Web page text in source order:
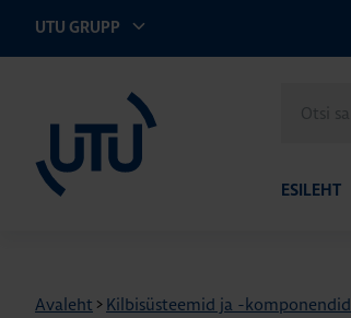
UTU GRUPP
saidilt
ESILEHT
Avaleht > Kilbisüsteemid ja -komponendid